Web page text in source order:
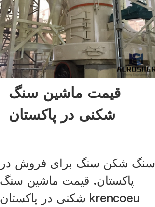
قیمت ماشین سنگ
شکنی در پاکستان
سنگ شکن سنگ برای فروش در
پاکستان. قیمت ماشین سنگ
شکنی در پاکستان krencoeu